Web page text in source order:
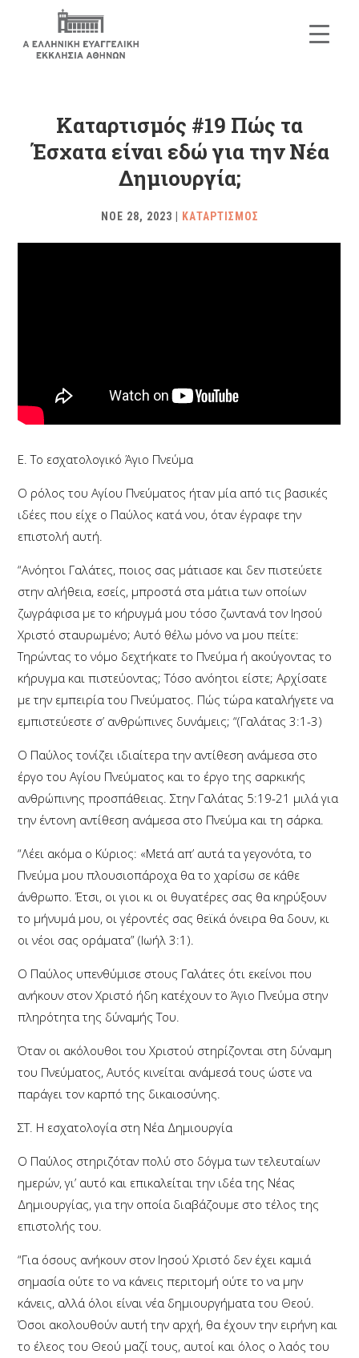
Καταρτισμός #19 Πώς τα
Έσχατα είναι εδώ για την Νέα
Δημιουργία;
ΝΟΕ 28, 2023 ΚΑΤΑΡΤΙΣΜΟΣ
Ε. Το εσχατολογικό Άγιο Πνεύμα
Ο ρόλος του Αγίου Πνεύματος ήταν μία από τις βασικές
ιδέες που είχε ο Παύλος κατά νου, όταν έγραφε την
επιστολή αυτή.
“Ανόητοι Γαλάτες, ποιος σας μάτιασε και δεν πιστεύετε
στην αλήθεια, εσείς, μπροστά στα μάτια των οποίων
ζωγράφισα με το κήρυγμά μου τόσο ζωντανά τον Ιησού
Χριστό σταυρωμένο; Αυτό θέλω μόνο να μου πείτε:
Τηρώντας το νόμο δεχτήκατε το Πνεύμα ή ακούγοντας το
κήρυγμα και πιστεύοντας; Τόσο ανόητοι είστε; Αρχίσατε
με την εμπειρία του Πνεύματος. Πώς τώρα καταλήγετε να
εμπιστεύεστε σ’ ανθρώπινες δυνάμεις; “(Γαλάτας 3:1-3)
Ο Παύλος τονίζει ιδιαίτερα την αντίθεση ανάμεσα στο
έργο του Αγίου Πνεύματος και το έργο της σαρκικής
ανθρώπινης προσπάθειας. Στην Γαλάτας 5:19-21 μιλά για
την έντονη αντίθεση ανάμεσα στο Πνεύμα και τη σάρκα.
“Λέει ακόμα ο Κύριος: «Μετά απ’ αυτά τα γεγονότα, το
Πνεύμα μου πλουσιοπάροχα θα το χαρίσω σε κάθε
άνθρωπο. Έτσι, οι γιοι κι οι θυγατέρες σας θα κηρύξουν
το μήνυμά μου, οι γέροντές σας θεϊκά όνειρα θα δουν, κι
οι νέοι σας οράματα” (Ιωήλ 3:1).
Ο Παύλος υπενθύμισε στους Γαλάτες ότι εκείνοι που
ανήκουν στον Χριστό ήδη κατέχουν το Άγιο Πνεύμα στην
πληρότητα της δύναμής Του.
Όταν οι ακόλουθοι του Χριστού στηρίζονται στη δύναμη
του Πνεύματος, Αυτός κινείται ανάμεσά τους ώστε να
παράγει τον καρπό της δικαιοσύνης.
ΣΤ. Η εσχατολογία στη Νέα Δημιουργία
Ο Παύλος στηριζόταν πολύ στο δόγμα των τελευταίων
ημερών, γι’ αυτό και επικαλείται την ιδέα της Νέας
Δημιουργίας, για την οποία διαβάζουμε στο τέλος της
επιστολής του.
“Για όσους ανήκουν στον Ιησού Χριστό δεν έχει καμιά
σημασία ούτε το να κάνεις περιτομή ούτε το να μην
κάνεις, αλλά όλοι είναι νέα δημιουργήματα του Θεού.
Όσοι ακολουθούν αυτή την αρχή, θα έχουν την ειρήνη και
το έλεος του Θεού μαζί τους, αυτοί και όλος ο λαός του